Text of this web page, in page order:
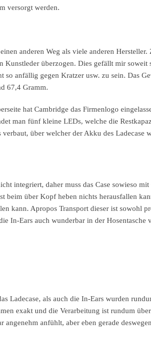
versorgt werden.
anderen Weg als viele anderen Hersteller.
Kunstleder überzogen. Dies gefällt mir soweit
anfällig gegen Kratzer usw. zu sein. Das
67,4 Gramm.
hat Cambridge das Firmenlogo
man fünf kleine LEDs, welche die
über welcher der Akku des Ladecase
integriert, daher muss das Case sowieso mit
beim über Kopf heben nichts herausfallen
kann. Apropos Transport dieser ist sowohl
In-Ears auch wunderbar in der Hosentasche
Ladecase, als auch die In-Ears wurden
exakt und die Verarbeitung ist rundum
anfühlt, aber eben gerade